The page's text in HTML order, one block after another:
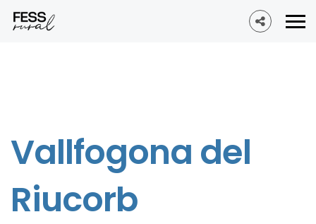
Vallfogona del
Riucorb